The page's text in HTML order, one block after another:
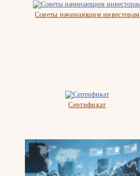
Советы начинающим инвесторам
Сертификат